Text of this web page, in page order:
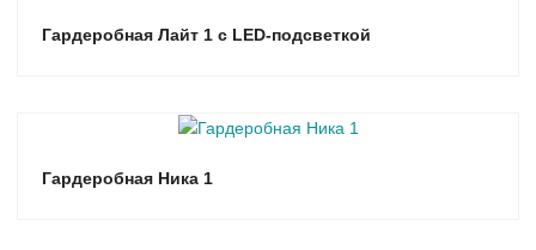
Гардеробная Лайт 1 с LED-подсветкой
Гардеробная Ника 1